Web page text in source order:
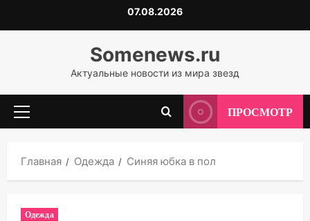
к
07.08.2026
Somenews.ru
Актуальные новости из мира звезд
Основное
ПРОСМОТР
Главная Одежда Синяя юбка в пол
Одежда